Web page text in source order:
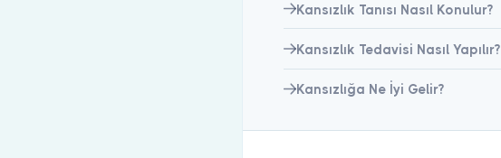
Kansızlık Tanısı Nasıl Konulur?
Kansızlık Tedavisi Nasıl Yapılır?
Kansızlığa Ne İyi Gelir?